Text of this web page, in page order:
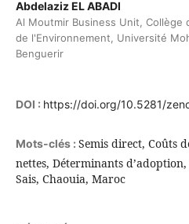
Abdelaziz EL ABADI
Al Moutmir Business Unit, Collège
de l'Environnement, Université
Benguerir
DOI : https://doi.org/10.5281/
Mots-clés : Semis direct, Coûts
nettes, Déterminants
Sais, Chaouia, Maroc